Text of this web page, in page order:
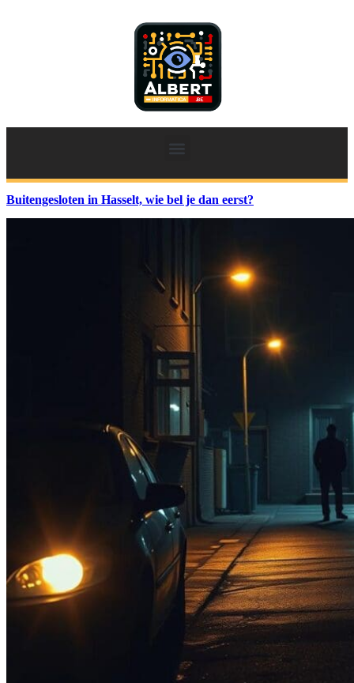
Buitengesloten in Hasselt, wie bel je dan eerst?